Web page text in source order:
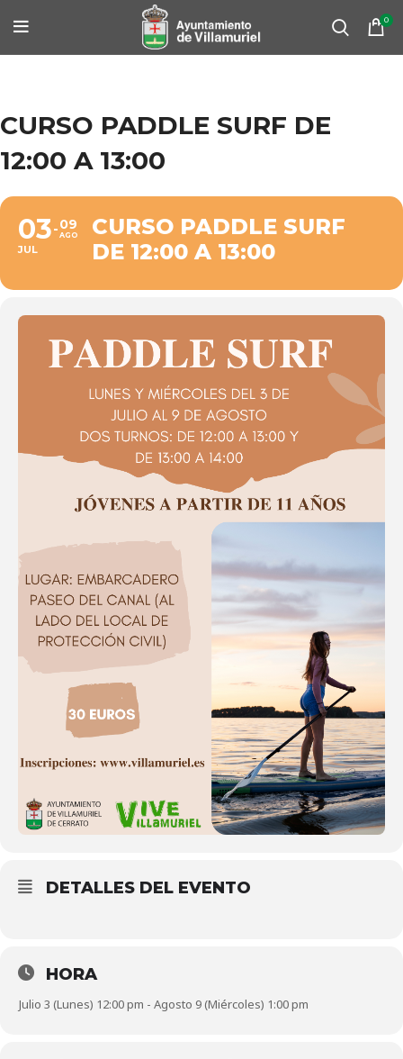
0
CURSO PADDLE SURF DE
12:00 A 13:00
03
JUL
09
AGO
CURSO PADDLE SURF
DE 12:00 A 13:00
DETALLES DEL EVENTO
HORA
Julio 3 (Lunes) 12:00 pm - Agosto 9 (Miércoles) 1:00 pm